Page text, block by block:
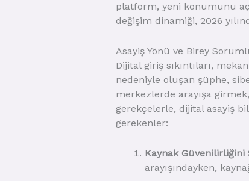
platform, yeni konumunu
değişim dinamiği, 2026
Asayiş Yönü ve Birey
Dijital giriş sıkıntıları,
nedeniyle oluşan şüphe,
merkezlerde arayışa
gerekçelerle, dijital asayiş
gerekenler:
Kaynak Güvenilirliğini
arayışındayken,